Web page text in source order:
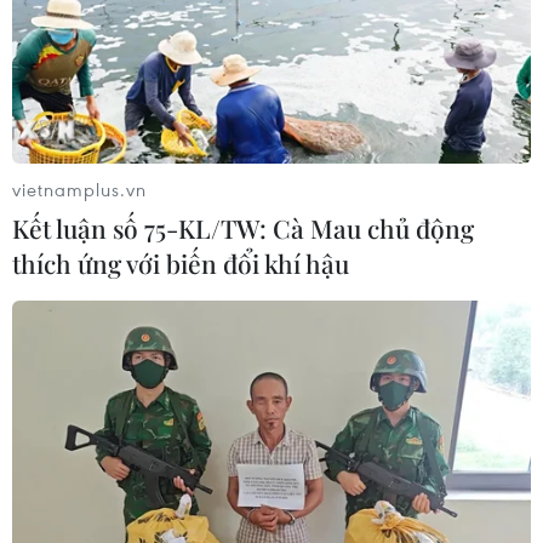
su vẫn đọng lại nguyên vẹn trong tâm trí của người phụ
nữ. Cô đã tận mắt chứng kiến tòa chung cư ở phố
Khương Hạ bị bao phủ trong ngọn lửa.
vietnamplus.vn
Kết luận số 75-KL/TW: Cà Mau chủ động
thích ứng với biến đổi khí hậu